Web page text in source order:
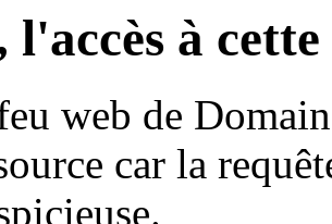
l'accès à
web de
car la